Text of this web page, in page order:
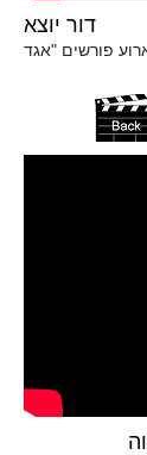
דור יוצא